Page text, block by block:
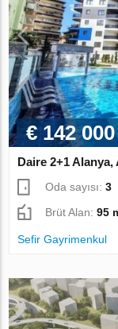
€ 142 000
Daire 2+1
Oda sayısı:3
Brüt Alan:95
Sefir Gayrimenkul